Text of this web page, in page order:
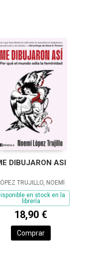
DIBUJARON ASI
TRUJILLO, NOEMÍ
en stock en la
librería
18,90 €
Comprar